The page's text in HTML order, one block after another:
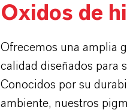
Oxidos de
Ofrecemos una amplia
calidad diseñados para
Conocidos por su
ambiente, nuestros